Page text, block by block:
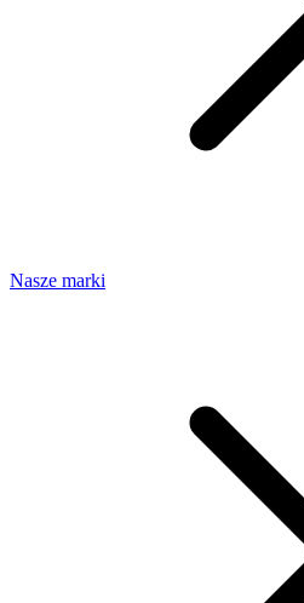
Nasze marki